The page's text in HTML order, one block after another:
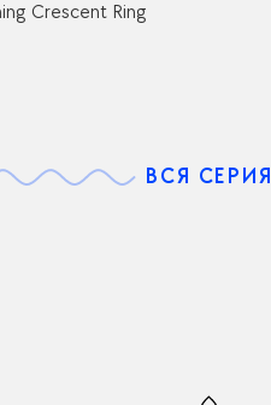
Crescent Ring
ВСЯ СЕРИЯ